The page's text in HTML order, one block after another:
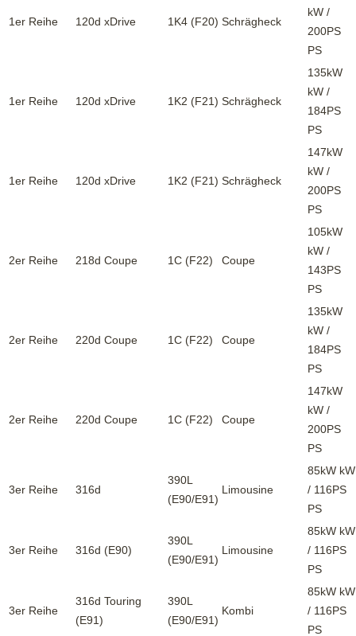
1er Reihe 120d xDrive 1K4 (F20) Schrägheck
kW /
200PS
PS
1er Reihe 120d xDrive 1K2 (F21) Schrägheck
135kW
kW /
184PS
PS
1er Reihe 120d xDrive 1K2 (F21) Schrägheck
147kW
kW /
200PS
PS
2er Reihe 218d Coupe 1C (F22) Coupe
105kW
kW /
143PS
PS
2er Reihe 220d Coupe 1C (F22) Coupe
135kW
kW /
184PS
PS
2er Reihe 220d Coupe 1C (F22) Coupe
147kW
kW /
200PS
PS
3er Reihe 316d
390L
(E90/E91)
Limousine
85kW kW
/ 116PS
PS
3er Reihe 316d (E90)
390L
(E90/E91)
Limousine
85kW kW
/ 116PS
PS
3er Reihe
316d Touring
(E91)
390L
(E90/E91)
Kombi
85kW kW
/ 116PS
PS